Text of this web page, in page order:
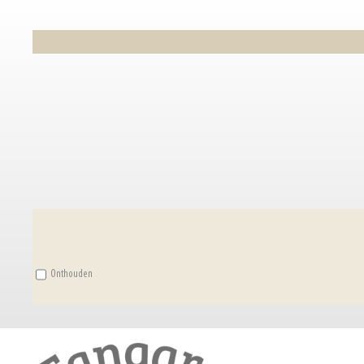
Onthouden